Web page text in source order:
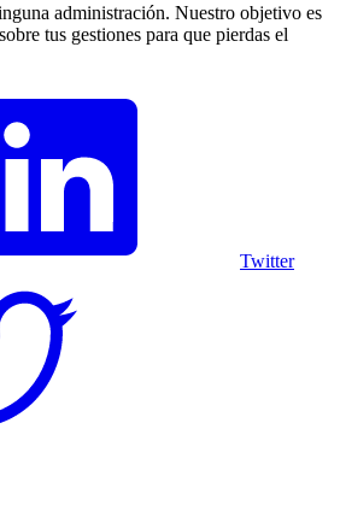
administración. Nuestro objetivo es
tus gestiones para que pierdas el
Twitter